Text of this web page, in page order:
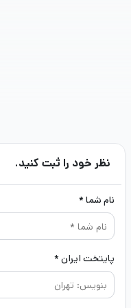
نظر خود را ثبت کنید.
نام شما *
پایتخت ایران *